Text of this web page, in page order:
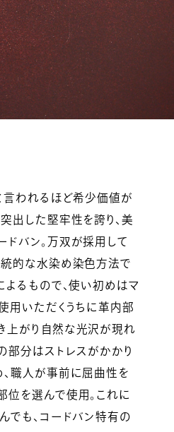
言われるほど希少価値が
出した堅牢性を誇り、美
バン。万双が採用して
統的な水染め染色方法で
よるもので、使い初めはマ
用いただくうちに革内部
上がり自然な光沢が現れ
部分はストレスがかかり
職人が事前に屈曲性を
を選んで使用。これに
でも、コードバン特有の